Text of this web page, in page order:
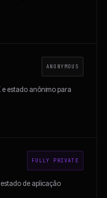
ANONYMOUS
e estado anônimo para
FULLY PRIVATE
de aplicação